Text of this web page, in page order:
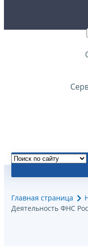
Главная страница
Деятельность ФНС